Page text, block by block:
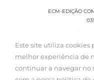
ECM-EDIÇÃO
Rua Sílvio
Aracaju, SE,
Este site utiliza cookies
melhor experiência de
continuar a navegar no